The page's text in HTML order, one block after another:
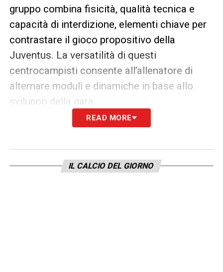
gruppo combina fisicità, qualità tecnica e
capacità di interdizione, elementi chiave per
contrastare il gioco propositivo della
Juventus. La versatilità di questi
centrocampisti consente all’allenatore di
alternare moduli e dinamiche in base allo
sviluppo della gara.
Infine, il reparto offensivo vede la presenza
convocati Lecce. Giocatori pronti a
sfruttare eventuali spazi e a rendere la vita
READ MORE
IL CALCIO DEL GIORNO